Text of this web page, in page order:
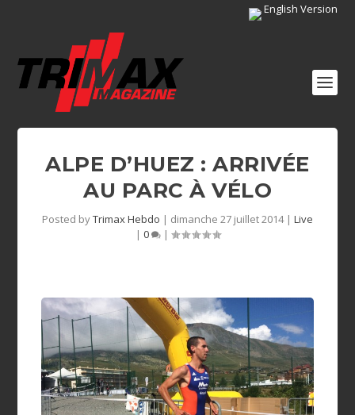
English Version
ALPE D’HUEZ : ARRIVÉE
AU PARC À VÉLO
Posted byTrimax Hebdo | dimanche 27 juillet 2014| Live
| 0 |